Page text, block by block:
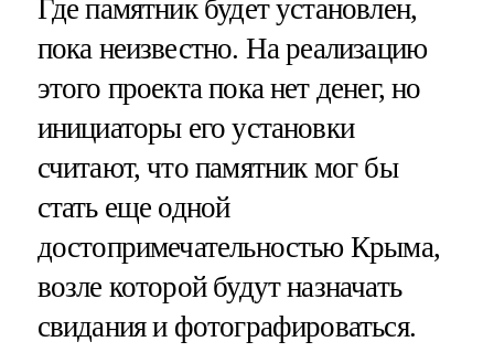
Где памятник будет установлен,
пока неизвестно. На реализацию
этого проекта пока нет денег, но
инициаторы его установки
считают, что памятник мог бы
стать еще одной
достопримечательностью Крыма,
возле которой будут назначать
свидания и фотографироваться.